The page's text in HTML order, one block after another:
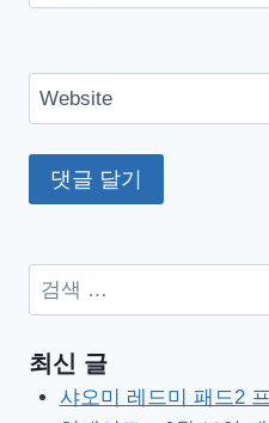
Website
검
색:
최신 글
샤오미 레드미 패드2